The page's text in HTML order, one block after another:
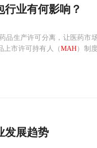
业有何影响？
品生产许可分离，让医药市
上市许可持有人（MAH）制
发展趋势